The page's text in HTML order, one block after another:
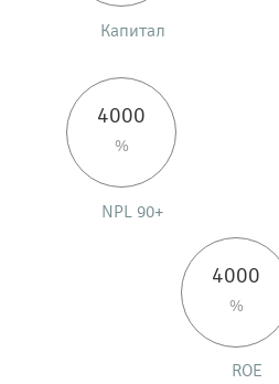
Капитал
4000
%
NPL 90+
4000
%
ROE